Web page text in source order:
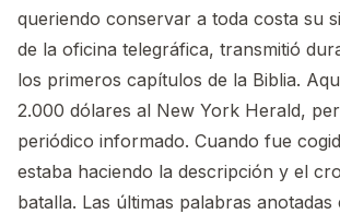
queriendo conservar a toda costa su
de la oficina telegráfica, transmitió
los primeros capítulos de la Biblia.
2.000 dólares al New York Herald,
periódico informado. Cuando fue
estaba haciendo la descripción y el
batalla. Las últimas palabras